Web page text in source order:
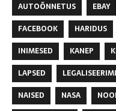
AUTOÕNNETUS
EBAY
FACEBOOK
HARIDUS
INIMESED
KANEP
LAPSED
NAISED
NASA